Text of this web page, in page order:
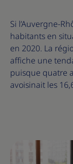
Si l’Auvergne-
habitants en
en 2020. La
affiche une
puisque quatre
avoisinait les